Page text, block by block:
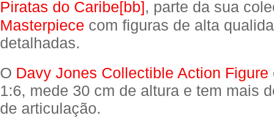
Piratas do Caribe
, parte da sua
Masterpiece com figuras de alta
detalhadas.
O Davy Jones Collectible Action Figure
1:6, mede 30 cm de altura e tem mais
de articulação.